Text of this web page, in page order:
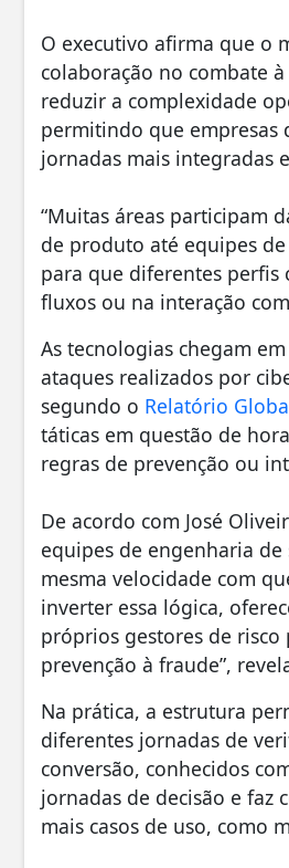
O executivo afirma que o
colaboração no combate
reduzir a complexidade
permitindo que empresas
jornadas mais integradas
“Muitas áreas participam
de produto até equipes
para que diferentes perfis
fluxos ou na interação
As tecnologias chegam
ataques realizados por
segundo o Relatório
táticas em questão de
regras de prevenção ou
De acordo com José
equipes de engenharia
mesma velocidade com
inverter essa lógica,
próprios gestores de
prevenção à fraude”,
Na prática, a estrutura
diferentes jornadas de
conversão, conhecidos
jornadas de decisão e faz
mais casos de uso, como